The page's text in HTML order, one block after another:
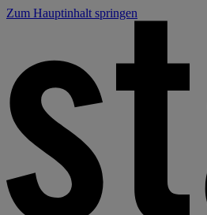
Zum Hauptinhalt springen